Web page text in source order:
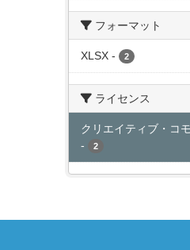
フォーマット
XLSX - 2
ライセンス
クリエイティブ・コ
-
2